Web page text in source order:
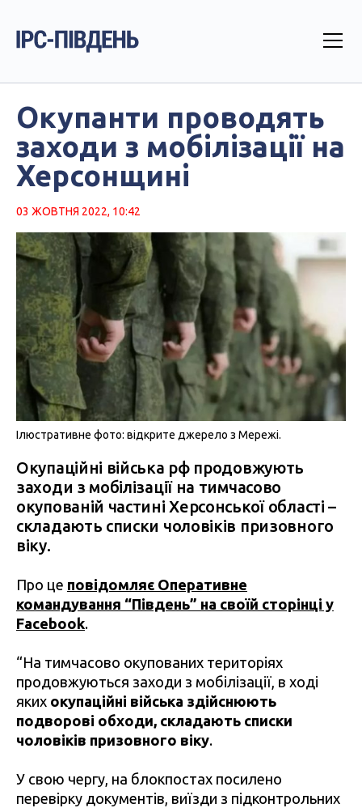
Окупанти проводять
заходи з мобілізації на
Херсонщині
03 ЖОВТНЯ 2022, 10:42
Ілюстративне фото: відкрите джерело з Мережі.
Окупаційні війська рф продовжують
заходи з мобілізації на тимчасово
окупованій частині Херсонської області –
складають списки чоловіків призовного
віку.
Про це повідомляє Оперативне
командування “Південь” на своїй сторінці у
Facebook.
“На тимчасово окупованих територіях
продовжуються заходи з мобілізації, в ході
яких окупаційні війська здійснюють
подворові обходи, складають списки
чоловіків призовного віку.
У свою чергу, на блокпостах посилено
перевірку документів, виїзди з підконтрольних